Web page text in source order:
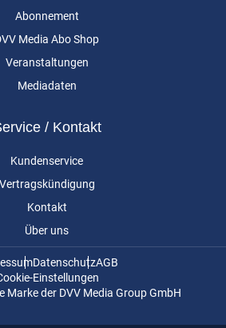
Abonnement
Media Abo Shop
Veranstaltungen
Mediadaten
/ Kontakt
Kundenservice
Vertragskündigung
Kontakt
Über uns
DatenschutzAGB
Einstellungen
Marke der DVV Media Group GmbH